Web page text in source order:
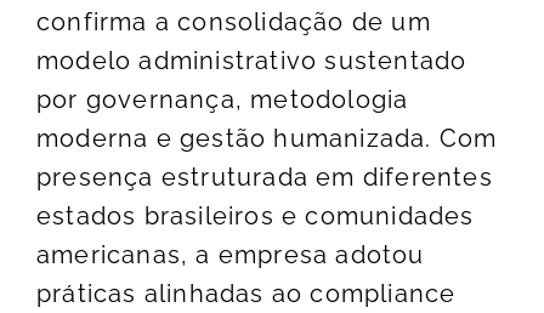
confirma a consolidação de um
modelo administrativo sustentado
por governança, metodologia
moderna e gestão humanizada. Com
presença estruturada em diferentes
estados brasileiros e comunidades
americanas, a empresa adotou
práticas alinhadas ao compliance